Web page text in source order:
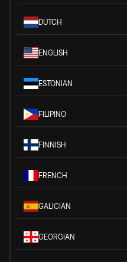
DUTCH
ENGLISH
ESTONIAN
FILIPINO
FINNISH
FRENCH
GALICIAN
GEORGIAN